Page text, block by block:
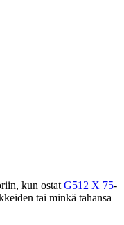
kun ostat G512 X 75-
tai minkä tahansa